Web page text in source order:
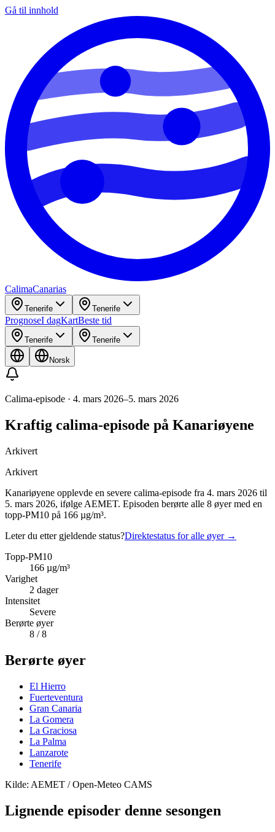
Gå til innhold
CalimaCanarias
Tenerife Tenerife
PrognoseI dagKartBeste tid
Tenerife Tenerife
Norsk
Calima-episode · 4. mars 2026–5. mars 2026
Kraftig calima-episode på Kanariøyene
Arkivert
Arkivert
Kanariøyene opplevde en severe calima-episode fra 4. mars 2026 til
5. mars 2026, ifølge AEMET. Episoden berørte alle 8 øyer med en
topp-PM10 på 166 µg/m³.
Leter du etter gjeldende status?Direktestatus for alle øyer→
Topp-PM10
166 µg/m³
Varighet
2 dager
Intensitet
Severe
Berørte øyer
8 / 8
Berørte øyer
El Hierro
Fuerteventura
Gran Canaria
La Gomera
La Graciosa
La Palma
Lanzarote
Tenerife
Kilde: AEMET / Open-Meteo CAMS
Lignende episoder denne sesongen